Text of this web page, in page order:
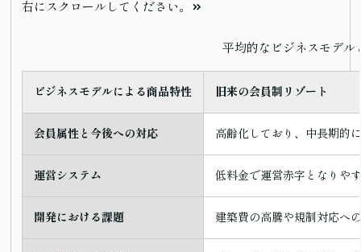
右にスクロールしてください。
平均的なビジネスモデル
ビジネスモデルによる商品特性 旧来の会員制リゾート
会員属性と今後への対応 高齢化しており、中長期的
運営システム 低料金で運営赤字となりや
開発における課題 建築費の高騰や規制対応へ